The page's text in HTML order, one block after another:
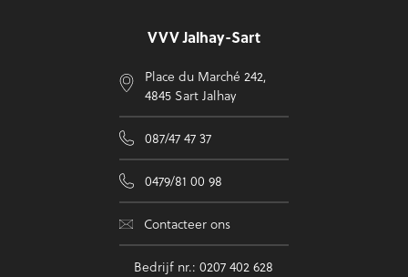
VVV Jalhay-Sart
Place du Marché 242,
4845 Sart Jalhay
087/47 47 37
0479/81 00 98
Contacteer ons
Bedrijf nr.: 0207 402 628